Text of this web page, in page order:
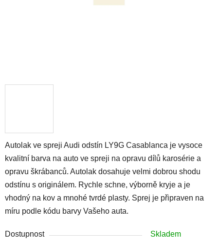
Autolak ve spreji Audi odstín LY9G Casablanca je vysoce
kvalitní barva na auto ve spreji na opravu dílů karosérie a
opravu škrábanců. Autolak dosahuje velmi dobrou shodu
odstínu s originálem. Rychle schne, výborně kryje a je
vhodný na kov a mnohé tvrdé plasty. Sprej je připraven na
míru podle kódu barvy Vašeho auta.
Dostupnost
Skladem